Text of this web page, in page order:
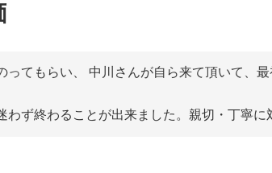
てもらい、 中川さんが自ら来て頂いて、
ず終わることが出来ました。親切・丁寧に